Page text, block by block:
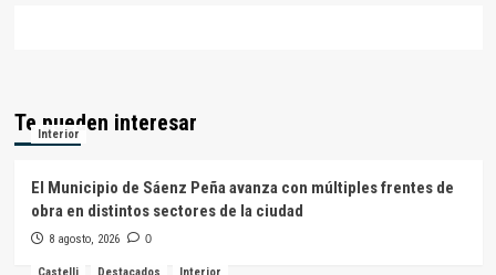
Te pueden interesar
Interior
El Municipio de Sáenz Peña avanza con múltiples frentes de
obra en distintos sectores de la ciudad
8 agosto, 2026 0
Castelli Destacados Interior